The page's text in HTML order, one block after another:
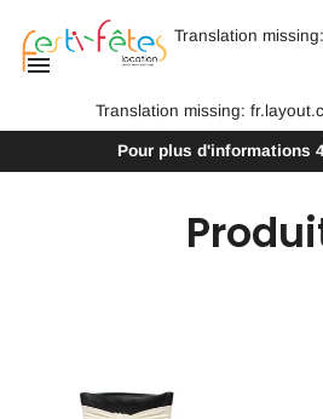
Translation
Translation missing:
Pour plus d'informations